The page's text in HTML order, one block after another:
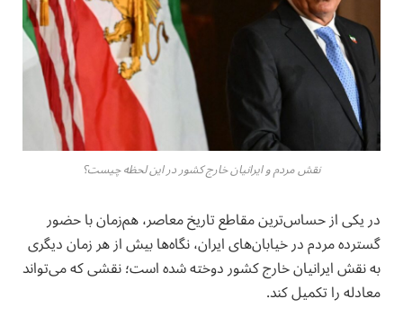
نقش مردم و ایرانیان خارج کشور در این لحظه چیست؟
در یکی از حساس‌ترین مقاطع تاریخ معاصر، هم‌زمان با حضور
گسترده مردم در خیابان‌های ایران، نگاه‌ها بیش از هر زمان دیگری
به نقش ایرانیان خارج کشور دوخته شده است؛ نقشی که می‌تواند
معادله را تکمیل کند.